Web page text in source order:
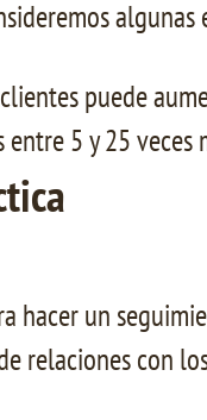
algunas
puede
5 y 25 veces
hacer un
relaciones con